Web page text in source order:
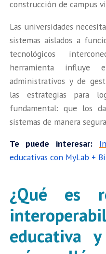
construcción de campus
Las universidades
sistemas aislados a
tecnológicos
herramienta influye
administrativos y de
las estrategias para
fundamental: que los
sistemas de manera
Te puede interesar:
educativas con MyLab +
¿Qué es
educativa